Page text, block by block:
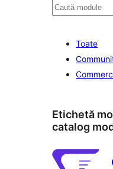
Caută
Toate
Etichetă
catalog